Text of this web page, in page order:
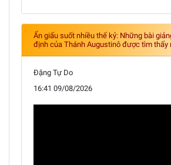
Ẩn giấu suốt nhiều thế kỷ: Những bài
định của Thánh Augustinô được tìm thấy
Đặng Tự Do
16:41 09/08/2026